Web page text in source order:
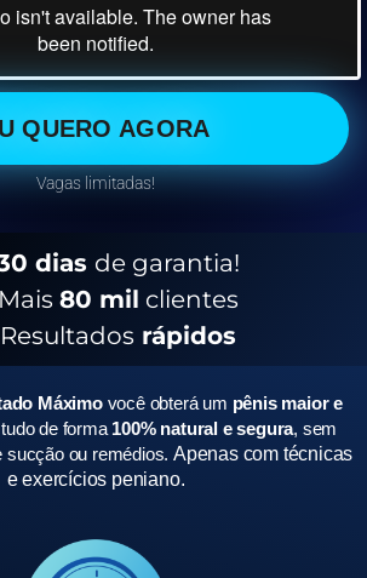
QUERO AGORA
Vagas limitadas!
dias de garantia!
Mais 80 mil clientes
Resultados rápidos
Máximo você obterá um pênis maior e
de forma 100% natural e segura, sem
sucção ou remédios.Apenas com técnicas
e exercícios peniano.